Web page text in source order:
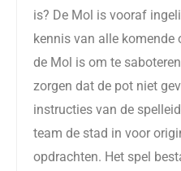
is? De Mol is vooraf
kennis van alle komende
de Mol is om te
zorgen dat de pot niet
instructies van de
team de stad in voor
opdrachten. Het spel